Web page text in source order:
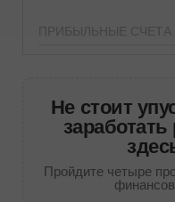
Не стоит
Пройдите четыре